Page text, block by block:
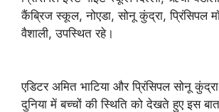
कैंब्रिज स्कूल, नोएडा, सोनू कुंद्रा, प्रिंसिपल
वैशाली, उपस्थित रहे।
एडिटर अमित भाटिया और प्रिंसिपल सोनू
दुनिया में बच्चों की स्थिति को देखते हुए इस